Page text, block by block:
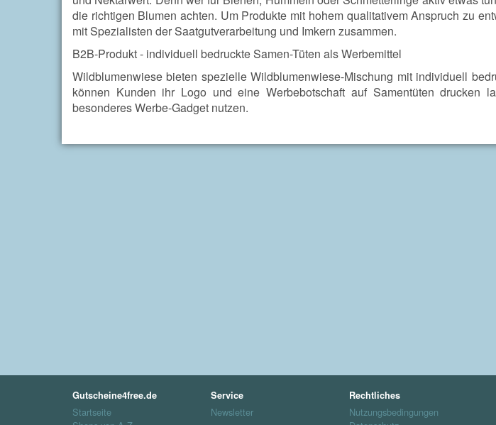
die richtigen Blumen achten. Um Produkte mit hohem qualitativem Anspruch zu
mit Spezialisten der Saatgutverarbeitung und Imkern zusammen.
B2B-Produkt - individuell bedruckte Samen-Tüten als Werbemittel
Wildblumenwiese bieten spezielle Wildblumenwiese-Mischung mit individuell
können Kunden ihr Logo und eine Werbebotschaft auf Samentüten drucken
besonderes Werbe-Gadget nutzen.
Gutscheine4free.de
Startseite
Service
Newsletter
Rechtliches
Nutzungsbedingungen